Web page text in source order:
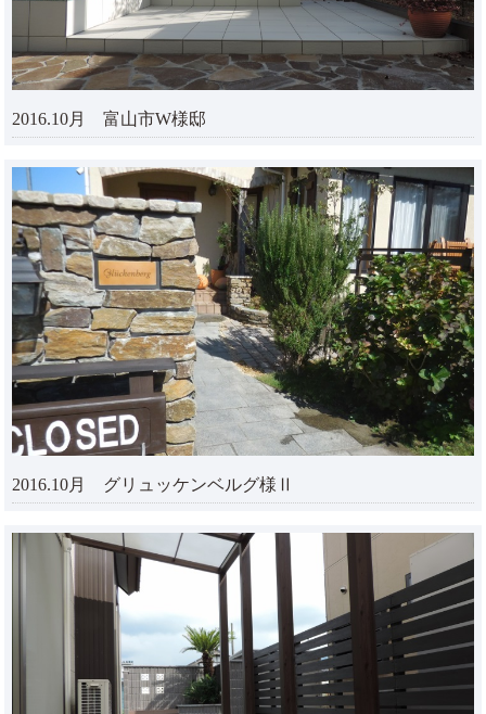
2016.10月 富山市W様邸
2016.10月 グリュッケンベルグ様Ⅱ